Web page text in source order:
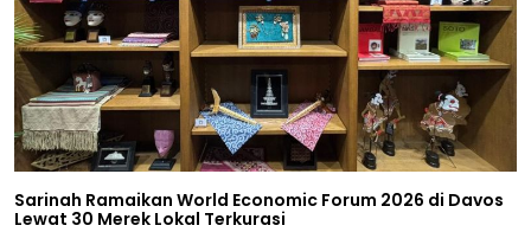
Sarinah Ramaikan World Economic Forum 2026 di Davos
Lewat 30 Merek Lokal Terkurasi